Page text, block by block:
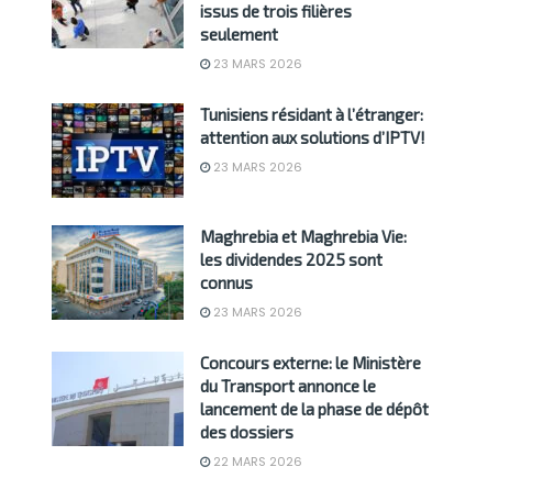
issus de trois filières
seulement
23 MARS 2026
Tunisiens résidant à l’étranger:
attention aux solutions d’IPTV!
23 MARS 2026
Maghrebia et Maghrebia Vie:
les dividendes 2025 sont
connus
23 MARS 2026
Concours externe: le Ministère
du Transport annonce le
lancement de la phase de dépôt
des dossiers
22 MARS 2026